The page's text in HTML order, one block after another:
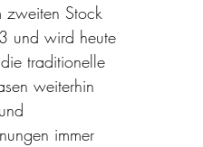
Stock
und wird heute
traditionelle
weiterhin
immer